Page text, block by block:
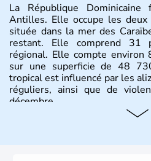
La République
Antilles. Elle occupe les
située dans la mer des
restant. Elle comprend 31
régional. Elle compte environ
sur une superficie de 48
tropical est influencé par les
réguliers, ainsi que de
décembre.